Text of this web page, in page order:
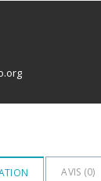
AVIS (0)